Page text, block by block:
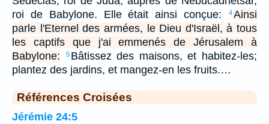
roi de Babylone. Elle était ainsi conçue:
4Ainsi
parle l'Eternel des armées, le Dieu d'Israël, à tous
les captifs que j'ai emmenés de Jérusalem à
Babylone:
5 Bâtissez des maisons, et habitez-les;
plantez des jardins, et mangez-en les fruits.…
Références Croisées
Jérémie 24:5